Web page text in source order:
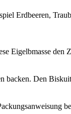
Erdbeeren,
Eigelbmasse den
backen. Den